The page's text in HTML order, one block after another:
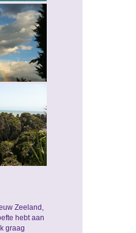
Zeeland,
hebt aan
graag